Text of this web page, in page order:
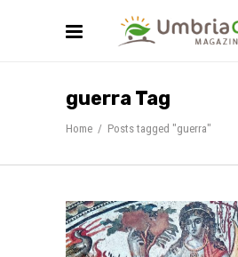
guerra Tag
Home / Posts tagged "guerra"